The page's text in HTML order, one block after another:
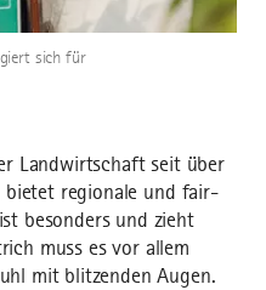
sich für
Landwirtschaft seit über
bietet regionale und fair-
besonders und zieht
muss es vor allem
mit blitzenden Augen.